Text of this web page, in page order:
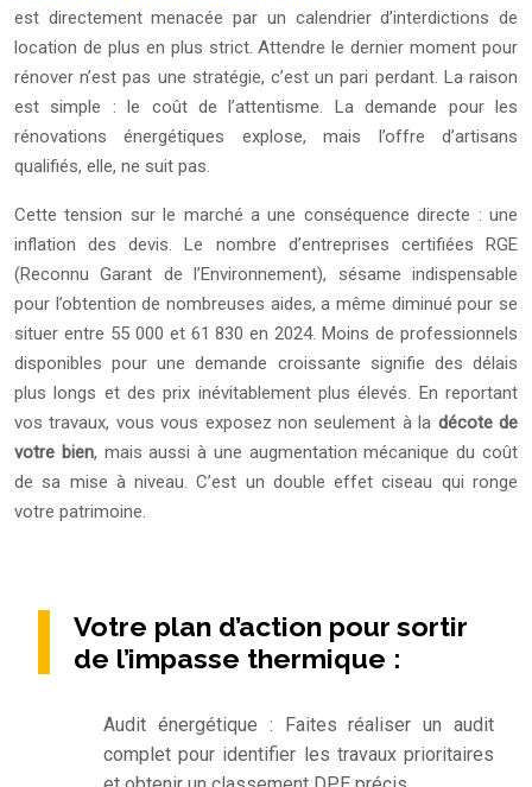
est directement menacée par un calendrier d’interdictions de
location de plus en plus strict. Attendre le dernier moment pour
rénover n’est pas une stratégie, c’est un pari perdant. La raison
est simple : le coût de l’attentisme. La demande pour les
rénovations énergétiques explose, mais l’offre d’artisans
qualifiés, elle, ne suit pas.
Cette tension sur le marché a une conséquence directe : une
inflation des devis. Le nombre d’entreprises certifiées RGE
(Reconnu Garant de l’Environnement), sésame indispensable
pour l’obtention de nombreuses aides, a même diminué pour se
situer entre 55 000 et 61 830 en 2024. Moins de professionnels
disponibles pour une demande croissante signifie des délais
plus longs et des prix inévitablement plus élevés. En reportant
vos travaux, vous vous exposez non seulement à la décote de
votre bien, mais aussi à une augmentation mécanique du coût
de sa mise à niveau. C’est un double effet ciseau qui ronge
votre patrimoine.
Votre plan d’action pour sortir
de l’impasse thermique :
Audit énergétique : Faites réaliser un audit
complet pour identifier les travaux prioritaires